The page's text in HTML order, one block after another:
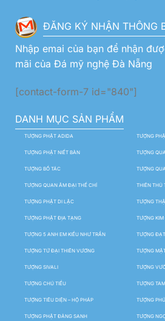
ĐĂNG KÝ NHẬN THÔNG
Nhập emai của bạn để nhận
mãi của Đá mỹ nghệ Đà Nẵng
[contact-form-7 id="840"]
DANH MỤC SẢN PHẨM
TƯỢNG PHẬT ADIDA TƯỢNG
TƯỢNG PHẬT NIẾT BÀN TƯỢNG
TƯỢNG BỒ TÁC TƯỢNG
TƯỢNG QUAN ÂM ĐẠI THẾ CHÍ THIÊN THỦ
TƯỢNG PHẬT DI LẶC TƯỢNG
TƯỢNG PHẬT ĐỊA TẠNG TƯỢNG
TƯỢNG 5 ANH EM KIỀU NHƯ TRẦN TƯỢNG
TƯỢNG TỨ ĐẠI THIÊN VƯƠNG TƯỢNG
TƯỢNG SIVALI TƯỢNG
TƯỢNG CHÚ TIỂU TƯỢNG
TƯỢNG TIÊU DIỆN – HỘ PHÁP TƯỢNG
TƯỢNG PHẬT ĐẢNG SANH TƯỢNG